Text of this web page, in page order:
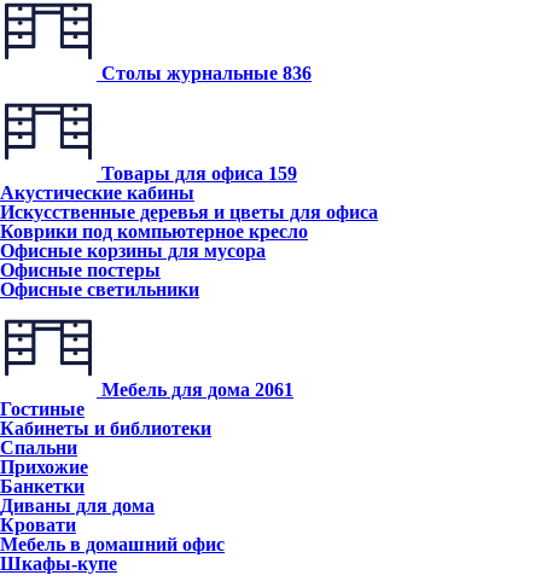
Столы журнальные 836
Товары для офиса 159
Акустические кабины
Искусственные деревья и цветы для офиса
Коврики под компьютерное кресло
Офисные корзины для мусора
Офисные постеры
Офисные светильники
Мебель для дома 2061
Гостиные
Кабинеты и библиотеки
Спальни
Прихожие
Банкетки
Диваны для дома
Кровати
Мебель в домашний офис
Шкафы-купе